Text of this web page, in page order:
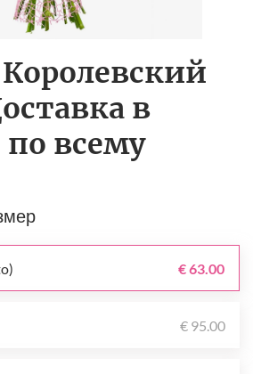
в
всему
€ 63.00
€ 95.00